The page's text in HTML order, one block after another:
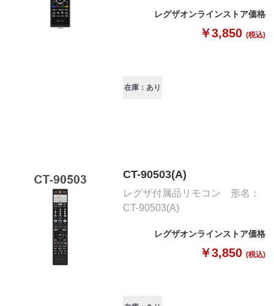
レグザオンラインストア価格
￥3,850 (税込)
在庫：あり
CT-90503(A)
レグザ付属品リモコン 形名：
CT-90503(A)
レグザオンラインストア価格
￥3,850 (税込)